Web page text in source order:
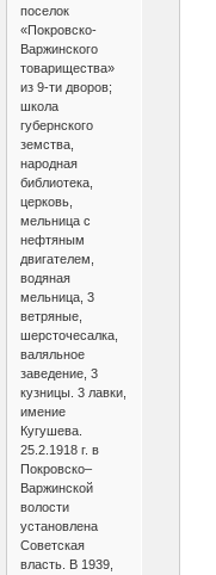
поселок
«Покровско-
Варжинского
товарищества»
из 9-ти дворов;
школа
губернского
земства,
народная
библиотека,
церковь,
мельница с
нефтяным
двигателем,
водяная
мельница, 3
ветряные,
шерсточесалка,
валяльное
заведение, 3
кузницы. 3 лавки,
имение
Кугушева.
25.2.1918 г. в
Покровско–
Варжинской
волости
установлена
Советская
власть. В 1939,